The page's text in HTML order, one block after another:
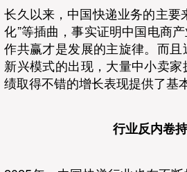
长久以来，中国快递业务的主要
化”等插曲，事实证明中国电商
作共赢才是发展的主旋律。而
新兴模式的出现，大量中小卖
绩取得不错的增长表现提供了基
行业反内卷